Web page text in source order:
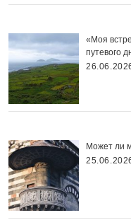
«Моя
путевого
Может ли